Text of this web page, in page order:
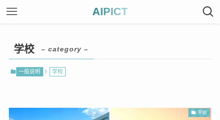
AIPICT
学校 – category –
一般说明 学校
学校